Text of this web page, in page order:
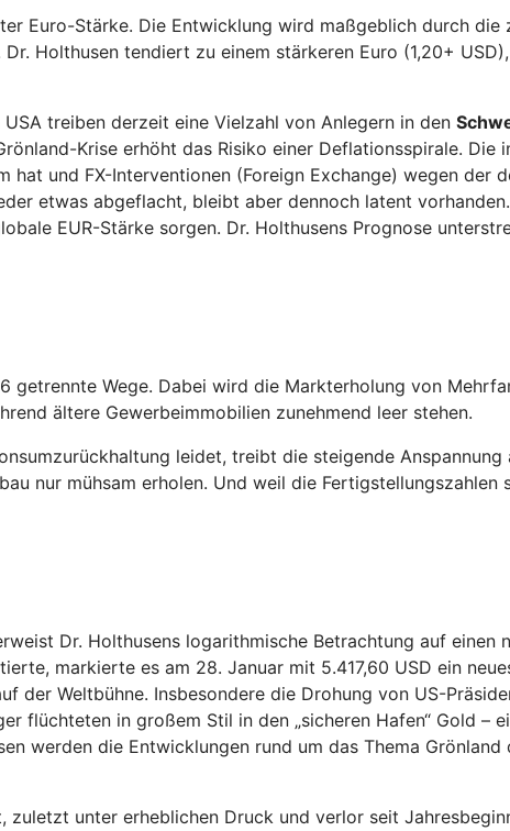
Euro-Stärke. Die Entwicklung wird maßgeblich durch
Holthusen tendiert zu einem stärkeren Euro (1,20+
treiben derzeit eine Vielzahl von Anlegern in den
Krise erhöht das Risiko einer Deflationsspirale.
und FX-Interventionen (Foreign Exchange) wegen der
etwas abgeflacht, bleibt aber dennoch latent
EUR-Stärke sorgen. Dr. Holthusens Prognose
Wege. Dabei wird die Markterholung von
ältere Gewerbeimmobilien zunehmend leer stehen.
leidet, treibt die steigende
nur mühsam erholen. Und weil die
Dr. Holthusens logarithmische Betrachtung auf einen
markierte es am 28. Januar mit 5.417,60 USD ein
der Weltbühne. Insbesondere die Drohung von US-
flüchteten in großem Stil in den „sicheren Hafen“ Gold –
werden die Entwicklungen rund um das Thema
unter erheblichen Druck und verlor seit